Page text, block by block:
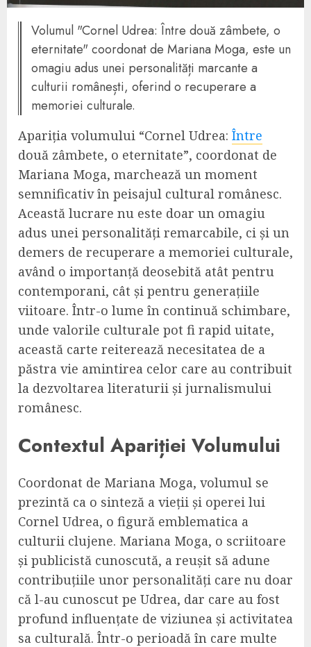
Volumul "Cornel Udrea: Între două zâmbete, o
eternitate" coordonat de Mariana Moga, este un
omagiu adus unei personalități marcante a
culturii românești, oferind o recuperare a
memoriei culturale.
Apariția volumului “Cornel Udrea: Între
două zâmbete, o eternitate”, coordonat de
Mariana Moga, marchează un moment
semnificativ în peisajul cultural românesc.
Această lucrare nu este doar un omagiu
adus unei personalități remarcabile, ci și un
demers de recuperare a memoriei culturale,
având o importanță deosebită atât pentru
contemporani, cât și pentru generațiile
viitoare. Într-o lume în continuă schimbare,
unde valorile culturale pot fi rapid uitate,
această carte reiterează necesitatea de a
păstra vie amintirea celor care au contribuit
la dezvoltarea literaturii și jurnalismului
românesc.
Contextul Apariției Volumului
Coordonat de Mariana Moga, volumul se
prezintă ca o sinteză a vieții și operei lui
Cornel Udrea, o figură emblematica a
culturii clujene. Mariana Moga, o scriitoare
și publicistă cunoscută, a reușit să adune
contribuțiile unor personalități care nu doar
că l-au cunoscut pe Udrea, dar care au fost
profund influențate de viziunea și activitatea
sa culturală. Într-o perioadă în care multe